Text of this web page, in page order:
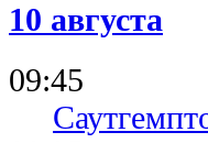
10 августа
09:45